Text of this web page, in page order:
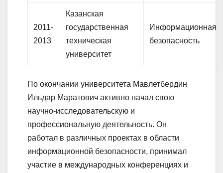
2011-
2013
Казанская
государственная
техническая
университет
Информационная
безопасность
По окончании университета Мавлетбердин
Ильдар Маратович активно начал свою
научно-исследовательскую и
профессиональную деятельность. Он
работал в различных проектах в области
информационной безопасности, принимал
участие в международных конференциях и